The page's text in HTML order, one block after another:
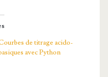
de titrage acido-
avec Python